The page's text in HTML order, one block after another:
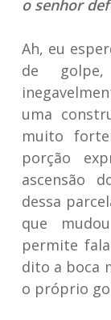
o senhor
Ah, eu
de
uma
muito
porção
ascensão
dessa
que
permite
dito a boca
o próprio